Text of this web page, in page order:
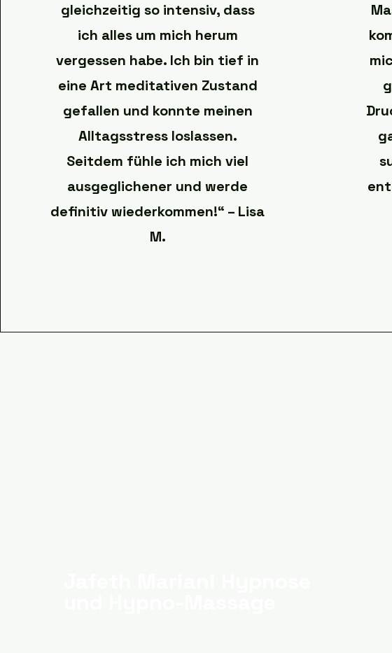
gleichzeitig so intensiv, dass
ich alles um mich herum
vergessen habe. Ich bin tief in
eine Art meditativen Zustand
gefallen und konnte meinen
Alltagsstress loslassen.
Seitdem fühle ich mich viel
ausgeglichener und werde
definitiv wiederkommen!“ – Lisa
M.